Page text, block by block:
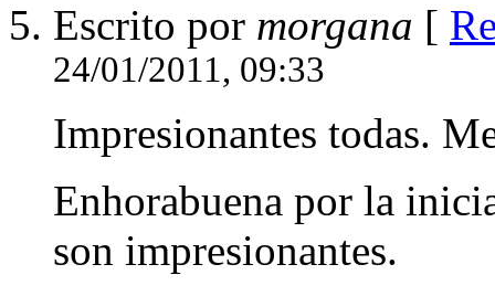
Escrito por morgana [
24/01/2011, 09:33
Impresionantes todas.
Enhorabuena por la
son impresionantes.